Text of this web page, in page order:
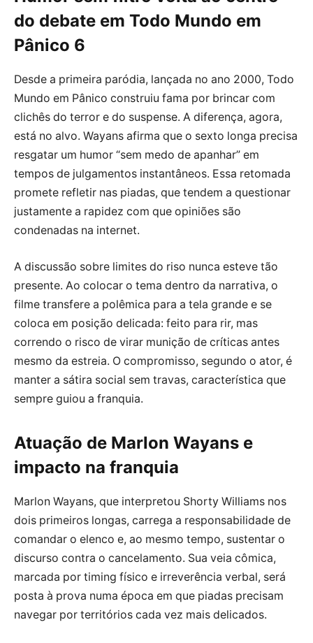
do debate em Todo Mundo em
Pânico 6
Desde a primeira paródia, lançada no ano 2000, Todo
Mundo em Pânico construiu fama por brincar com
clichês do terror e do suspense. A diferença, agora,
está no alvo. Wayans afirma que o sexto longa precisa
resgatar um humor “sem medo de apanhar” em
tempos de julgamentos instantâneos. Essa retomada
promete refletir nas piadas, que tendem a questionar
justamente a rapidez com que opiniões são
condenadas na internet.
A discussão sobre limites do riso nunca esteve tão
presente. Ao colocar o tema dentro da narrativa, o
filme transfere a polêmica para a tela grande e se
coloca em posição delicada: feito para rir, mas
correndo o risco de virar munição de críticas antes
mesmo da estreia. O compromisso, segundo o ator, é
manter a sátira social sem travas, característica que
sempre guiou a franquia.
Atuação de Marlon Wayans e
impacto na franquia
Marlon Wayans, que interpretou Shorty Williams nos
dois primeiros longas, carrega a responsabilidade de
comandar o elenco e, ao mesmo tempo, sustentar o
discurso contra o cancelamento. Sua veia cômica,
marcada por timing físico e irreverência verbal, será
posta à prova numa época em que piadas precisam
navegar por territórios cada vez mais delicados.